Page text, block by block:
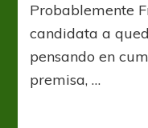
Probablemente
candidata a
pensando en
premisa, …